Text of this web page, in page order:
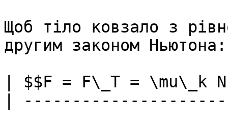
Щоб тiло ковзало з
другим законом Ньютона:
| $$F = F\_T = \mu\_k
|